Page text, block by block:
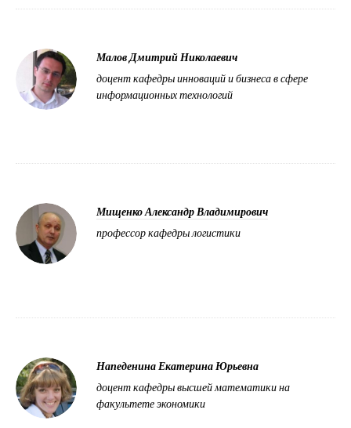
Малов Дмитрий Николаевич
доцент кафедры инноваций и бизнеса в сфере
информационных технологий
Мищенко Александр Владимирович
профессор кафедры логистики
Напеденина Екатерина Юрьевна
доцент кафедры высшей математики на
факультете экономики